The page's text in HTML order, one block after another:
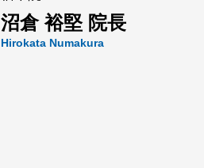
沼倉 裕堅 院長
Hirokata Numakura